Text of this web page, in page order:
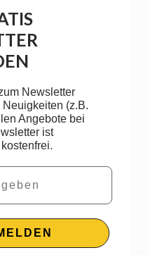
Newsletter
(z.B.
Angebote bei
ist